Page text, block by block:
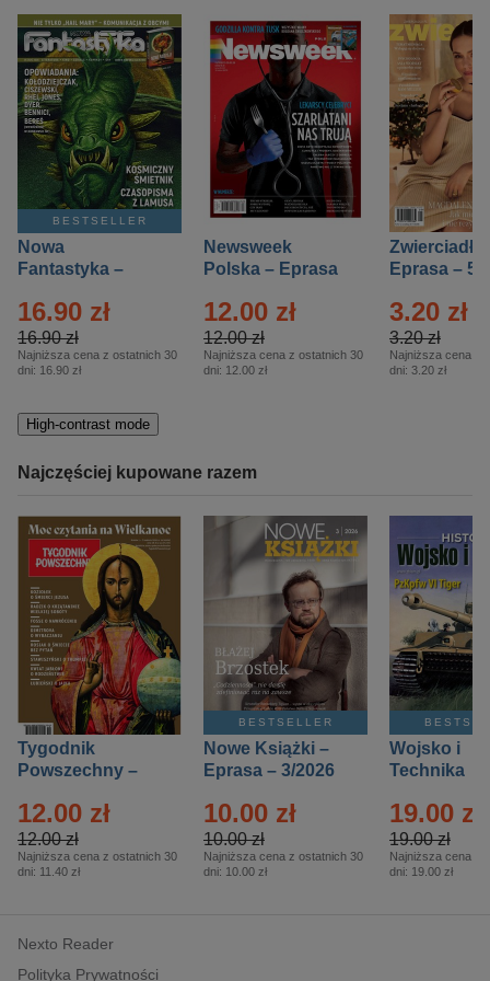
BESTSELLER
Nowa
Fantastyka –
16.90 zł
16.90 zł
Najniższa cena z ostatnich 30
dni: 16.90 zł
Newsweek
Polska – Eprasa
12.00 zł
12.00 zł
Najniższa cena z ostatnich 30
dni: 12.00 zł
Zwierciadło
Eprasa – 5/
3.20 zł
3.20 zł
Najniższa cena z
dni: 3.20 zł
High-contrast mode
Najczęściej kupowane razem
Tygodnik
Powszechny –
12.00 zł
12.00 zł
Najniższa cena z ostatnich 30
dni: 11.40 zł
BESTSELLER
Nowe Książki –
Eprasa – 3/2026
10.00 zł
10.00 zł
Najniższa cena z ostatnich 30
dni: 10.00 zł
Wojsko i
Technika
– 2/2026
19.00 zł
19.00 zł
Najniższa cena z
dni: 19.00 zł
Nexto Reader
Polityka Prywatności